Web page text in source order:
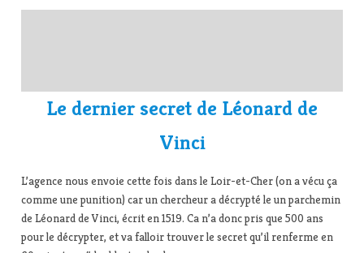
Le dernier secret de Léonard de
Vinci
L’agence nous envoie cette fois dans le Loir-et-Cher (on a vécu ça
comme une punition) car un chercheur a décrypté le un parchemin
de Léonard de Vinci, écrit en 1519. Ca n’a donc pris que 500 ans
pour le décrypter, et va falloir trouver le secret qu’il renferme en